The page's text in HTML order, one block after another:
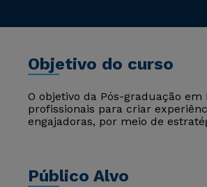
Objetivo do curso
O objetivo da Pós-graduação
profissionais para criar
engajadoras, por meio de
Público Alvo